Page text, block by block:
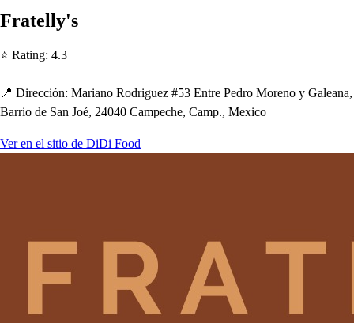
Fratelly's
⭐ Rating: 4.3
📍 Dirección: Mariano Rodriguez #53 Entre Pedro Moreno y Galeana,
Barrio de San Joé, 24040 Campeche, Camp., Mexico
Ver en el sitio de DiDi Food